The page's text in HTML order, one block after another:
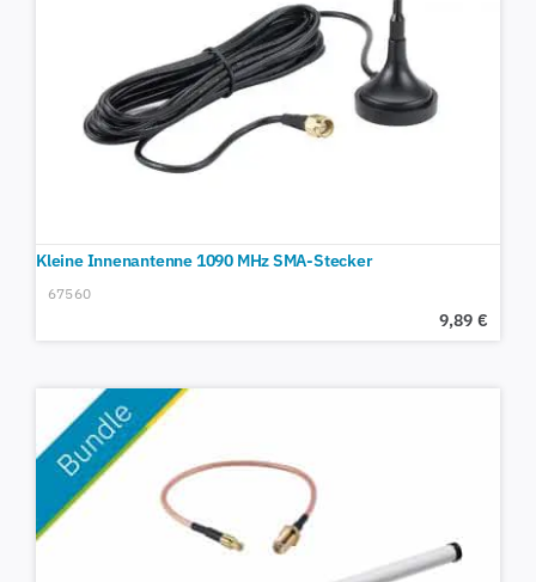
Kleine Innenantenne 1090 MHz SMA-Stecker
67560
9,89 €